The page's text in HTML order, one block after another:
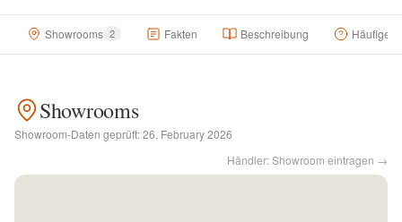
Für Händler
Kontakt
Showrooms 2 Fakten Beschreibung Häufige
Showrooms
Showroom-Daten geprüft:26. February 2026
Händler: Showroom eintragen →